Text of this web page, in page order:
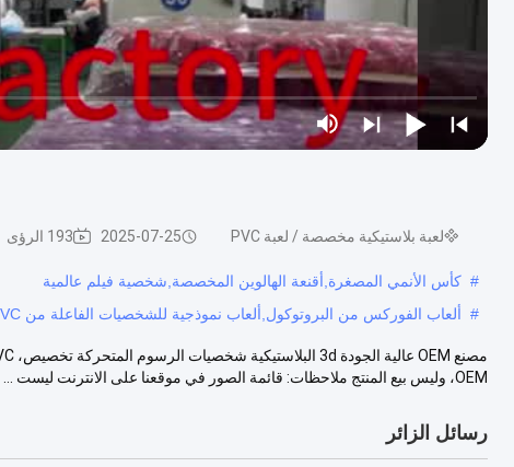
لعبة بلاستيكية مخصصة / لعبة PVC 2025-07-25 193 الرؤى
# كأس الأنمي المصغرة,أقنعة الهالوين المخصصة,شخصية فيلم عالمية
# ألعاب الفوركس من البروتوكول,ألعاب نموذجية للشخصيات الفاعلة من PVC,شخصية بلاستيكية ثلاثية الأبعاد
OEM، وليس بيع المنتج ملاحظات: قائمة الصور في موقعنا على الانترنت ليست ...
رسائل الزائر